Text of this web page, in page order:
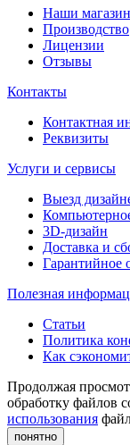
Наши
Производство
Лицензии
Отзывы
Контакты
Контактная
Реквизиты
Услуги и сервисы
Выезд
3D-дизайн
Доставка и
Гарантийное
Полезная
Статьи
Политика
Как
Продолжая
обработку файлов
использования
понятно